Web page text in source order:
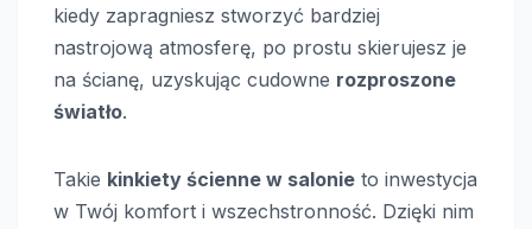
kiedy zapragniesz stworzyć bardziej
nastrojową atmosferę, po prostu skierujesz je
na ścianę, uzyskując cudowne rozproszone
światło.
Takie kinkiety ścienne w salonie to inwestycja
w Twój komfort i wszechstronność. Dzięki nim